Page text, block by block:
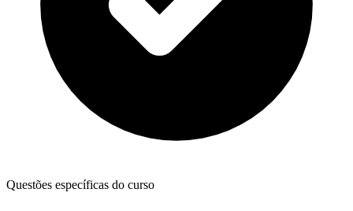
Questões específicas do curso